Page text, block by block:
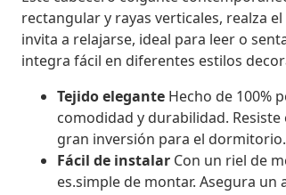
rectangular y rayas verticales, realza
invita a relajarse, ideal para leer o
integra fácil en diferentes estilos
Tejido elegante Hecho de 100%
comodidad y durabilidad.
gran inversión para el dormitorio.
Fácil de instalar Con un riel de
es.simple de montar. Asegura